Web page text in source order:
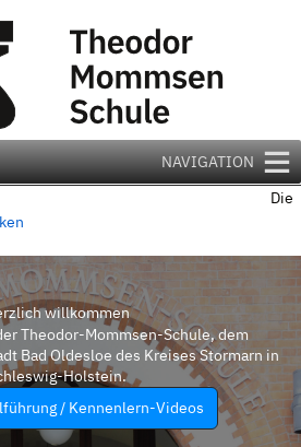
NAVIGATION
willkommen
Theodor-Mommsen-Schule, dem
Bad Oldesloe des Kreises Stormarn in
Holstein.
/ Kennenlern-Videos